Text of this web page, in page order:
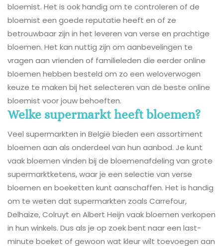
bloemist. Het is ook handig om te controleren of de
bloemist een goede reputatie heeft en of ze
betrouwbaar zijn in het leveren van verse en prachtige
bloemen. Het kan nuttig zijn om aanbevelingen te
vragen aan vrienden of familieleden die eerder online
bloemen hebben besteld om zo een weloverwogen
keuze te maken bij het selecteren van de beste online
bloemist voor jouw behoeften.
Welke supermarkt heeft bloemen?
Veel supermarkten in België bieden een assortiment
bloemen aan als onderdeel van hun aanbod. Je kunt
vaak bloemen vinden bij de bloemenafdeling van grote
supermarktketens, waar je een selectie van verse
bloemen en boeketten kunt aanschaffen. Het is handig
om te weten dat supermarkten zoals Carrefour,
Delhaize, Colruyt en Albert Heijn vaak bloemen verkopen
in hun winkels. Dus als je op zoek bent naar een last-
minute boeket of gewoon wat kleur wilt toevoegen aan